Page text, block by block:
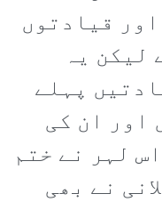
قیادتوں
لیکن یہ
پہلے
اور ان کی
لہر نے ختم
نے بھی